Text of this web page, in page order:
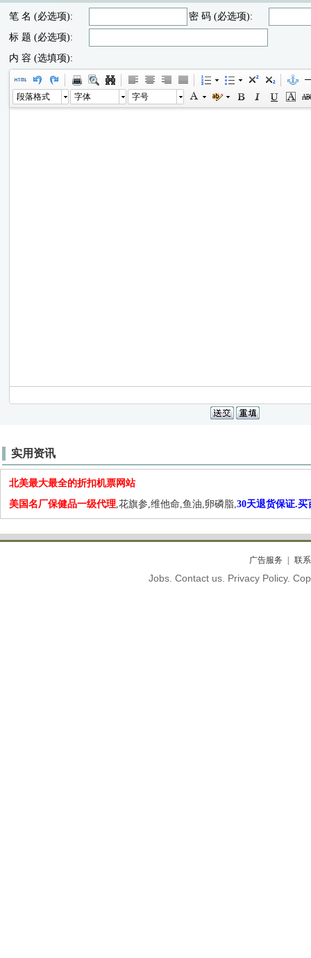
笔 名 (必选项):
密 码 (必选项):
标 题 (必选项):
内 容 (选填项):
段落格式 字体 字号
实用资讯
北美最大最全的折扣机票网站
美国名厂保健品一级代理,花旗参,维他命,鱼油,卵磷脂,30天退货保证.买
广告服务 联
Jobs. Contact us. Privacy Policy.